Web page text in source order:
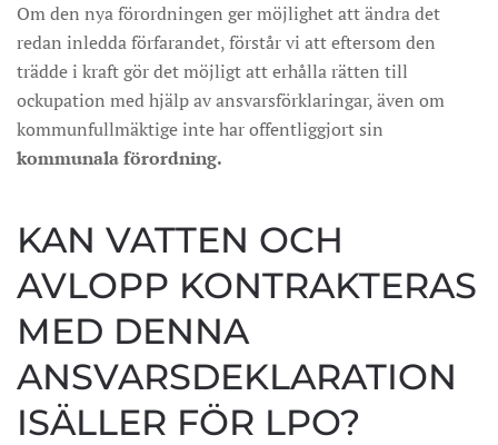
Om den nya förordningen ger möjlighet att ändra det
redan inledda förfarandet, förstår vi att eftersom den
trädde i kraft gör det möjligt att erhålla rätten till
ockupation med hjälp av ansvarsförklaringar, även om
kommunfullmäktige inte har offentliggjort sin
kommunala förordning.
KAN VATTEN OCH
AVLOPP KONTRAKTERAS
MED DENNA
ANSVARSDEKLARATION
ISÄLLER FÖR LPO?